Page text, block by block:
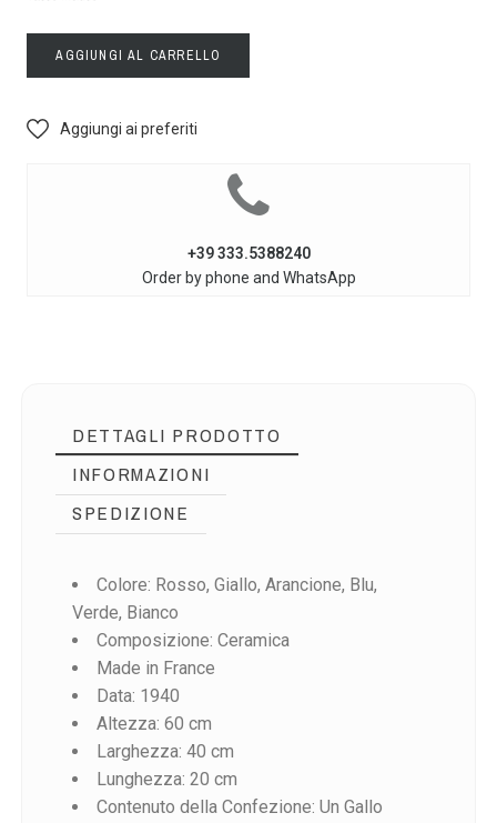
AGGIUNGI AL CARRELLO
Aggiungi ai preferiti
+39 333.5388240
Order by phone and WhatsApp
DETTAGLI PRODOTTO
INFORMAZIONI
SPEDIZIONE
Colore: Rosso, Giallo, Arancione, Blu,
Verde, Bianco
Composizione: Ceramica
Made in France
Data: 1940
Altezza: 60 cm
Larghezza: 40 cm
Lunghezza: 20 cm
Contenuto della Confezione: Un Gallo